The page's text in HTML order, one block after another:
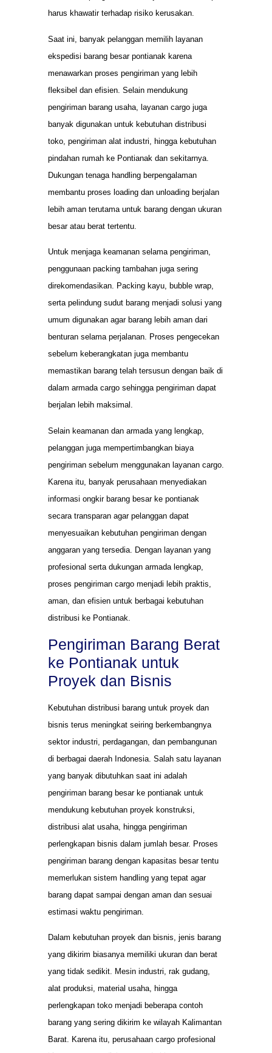
harus khawatir terhadap risiko kerusakan.
Saat ini, banyak pelanggan memilih layanan
ekspedisi barang besar pontianak karena
menawarkan proses pengiriman yang lebih
fleksibel dan efisien. Selain mendukung
pengiriman barang usaha, layanan cargo juga
banyak digunakan untuk kebutuhan distribusi
toko, pengiriman alat industri, hingga kebutuhan
pindahan rumah ke Pontianak dan sekitarnya.
Dukungan tenaga handling berpengalaman
membantu proses loading dan unloading berjalan
lebih aman terutama untuk barang dengan ukuran
besar atau berat tertentu.
Untuk menjaga keamanan selama pengiriman,
penggunaan packing tambahan juga sering
direkomendasikan. Packing kayu, bubble wrap,
serta pelindung sudut barang menjadi solusi yang
umum digunakan agar barang lebih aman dari
benturan selama perjalanan. Proses pengecekan
sebelum keberangkatan juga membantu
memastikan barang telah tersusun dengan baik di
dalam armada cargo sehingga pengiriman dapat
berjalan lebih maksimal.
Selain keamanan dan armada yang lengkap,
pelanggan juga mempertimbangkan biaya
pengiriman sebelum menggunakan layanan cargo.
Karena itu, banyak perusahaan menyediakan
informasi ongkir barang besar ke pontianak
secara transparan agar pelanggan dapat
menyesuaikan kebutuhan pengiriman dengan
anggaran yang tersedia. Dengan layanan yang
profesional serta dukungan armada lengkap,
proses pengiriman cargo menjadi lebih praktis,
aman, dan efisien untuk berbagai kebutuhan
distribusi ke Pontianak.
Pengiriman Barang Berat
ke Pontianak untuk
Proyek dan Bisnis
Kebutuhan distribusi barang untuk proyek dan
bisnis terus meningkat seiring berkembangnya
sektor industri, perdagangan, dan pembangunan
di berbagai daerah Indonesia. Salah satu layanan
yang banyak dibutuhkan saat ini adalah
pengiriman barang besar ke pontianak untuk
mendukung kebutuhan proyek konstruksi,
distribusi alat usaha, hingga pengiriman
perlengkapan bisnis dalam jumlah besar. Proses
pengiriman barang dengan kapasitas besar tentu
memerlukan sistem handling yang tepat agar
barang dapat sampai dengan aman dan sesuai
estimasi waktu pengiriman.
Dalam kebutuhan proyek dan bisnis, jenis barang
yang dikirim biasanya memiliki ukuran dan berat
yang tidak sedikit. Mesin industri, rak gudang,
alat produksi, material usaha, hingga
perlengkapan toko menjadi beberapa contoh
barang yang sering dikirim ke wilayah Kalimantan
Barat. Karena itu, perusahaan cargo profesional